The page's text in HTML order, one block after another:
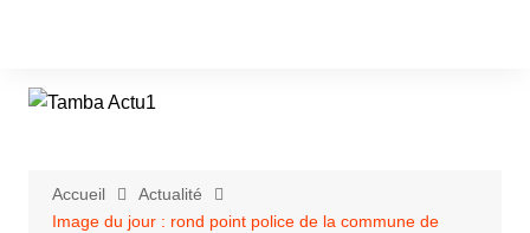
Accueil
Actualité
Image du jour : rond point police de la commune de